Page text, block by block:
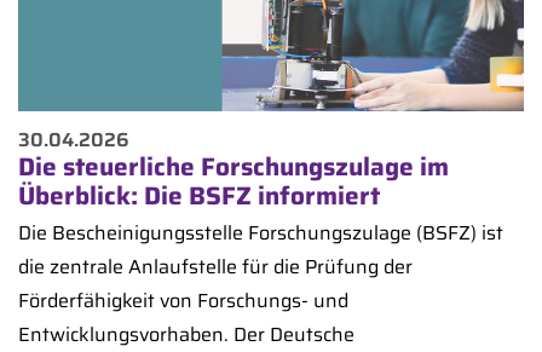
30.04.2026
Die steuerliche Forschungszulage im
Überblick: Die BSFZ informiert
Die Bescheinigungsstelle Forschungszulage (BSFZ) ist
die zentrale Anlaufstelle für die Prüfung der
Förderfähigkeit von Forschungs- und
Entwicklungsvorhaben. Der Deutsche